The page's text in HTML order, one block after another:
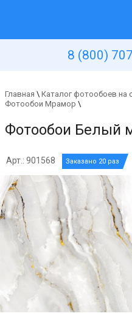
8 (800)
Главная \ Каталог фотообоев на
Фотообои Мрамор \
Фотообои Белый
Арт.: 901568 Заказано 20 раз